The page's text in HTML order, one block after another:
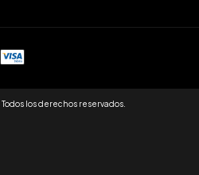
los derechos reservados.